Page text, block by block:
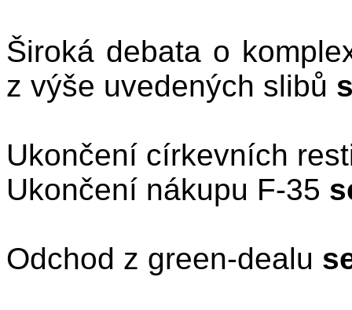
Široká debata o
z výše uvedených slibů
Ukončení církevních
Ukončení nákupu F-35
Odchod z green-dealu